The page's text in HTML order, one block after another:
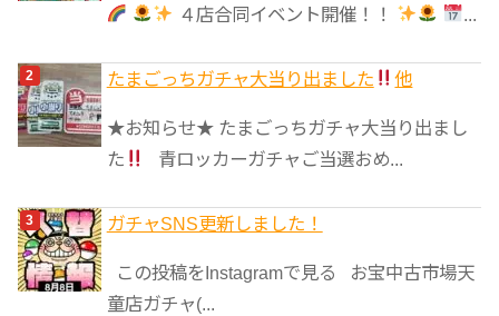
４店合同イベント開催！！
...
たまごっちガチャ大当り出ました 他
★お知らせ★ たまごっちガチャ大当り出まし
た
青ロッカーガチャご当選おめ...
ガチャSNS更新しました！
この投稿をInstagramで見る お宝中古市場天
童店ガチャ(...